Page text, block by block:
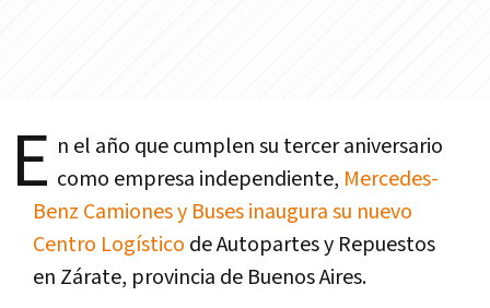
E n el año que cumplen su tercer aniversario
como empresa independiente, Mercedes-
Benz Camiones y Buses inaugura su nuevo
Centro Logístico de Autopartes y Repuestos
en Zárate, provincia de Buenos Aires.